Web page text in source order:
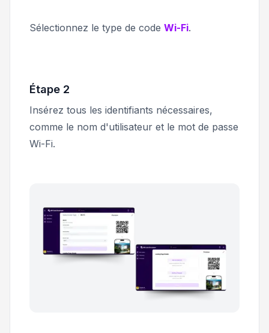
Sélectionnez le type de code Wi-Fi.
Étape 2
Insérez tous les identifiants nécessaires,
comme le nom d'utilisateur et le mot de passe
Wi-Fi.